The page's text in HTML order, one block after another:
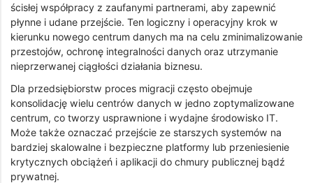
ścisłej współpracy z zaufanymi partnerami, aby zapewnić
płynne i udane przejście. Ten logiczny i operacyjny krok w
kierunku nowego centrum danych ma na celu zminimalizowanie
przestojów, ochronę integralności danych oraz utrzymanie
nieprzerwanej ciągłości działania biznesu.
Dla przedsiębiorstw proces migracji często obejmuje
konsolidację wielu centrów danych w jedno zoptymalizowane
centrum, co tworzy usprawnione i wydajne środowisko IT.
Może także oznaczać przejście ze starszych systemów na
bardziej skalowalne i bezpieczne platformy lub przeniesienie
krytycznych obciążeń i aplikacji do chmury publicznej bądź
prywatnej.